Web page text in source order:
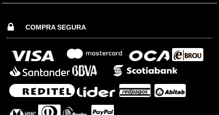
COMPRA SEGURA